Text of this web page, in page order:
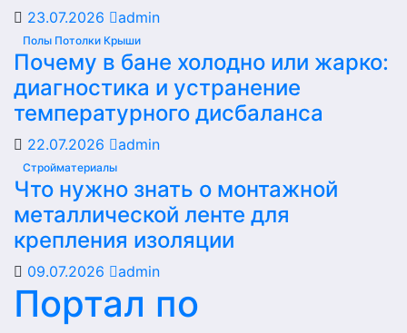
23.07.2026 admin
Полы Потолки Крыши
Почему в бане холодно или жарко:
диагностика и устранение
температурного дисбаланса
22.07.2026 admin
Стройматериалы
Что нужно знать о монтажной
металлической ленте для
крепления изоляции
09.07.2026 admin
Портал по